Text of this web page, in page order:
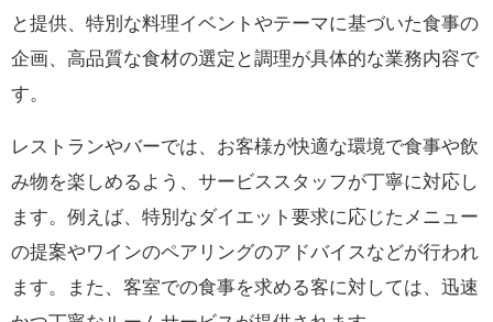
と提供、特別な料理イベントやテーマに基づいた食事の
企画、高品質な食材の選定と調理が具体的な業務内容で
す。
レストランやバーでは、お客様が快適な環境で食事や飲
み物を楽しめるよう、サービススタッフが丁寧に対応し
ます。例えば、特別なダイエット要求に応じたメニュー
の提案やワインのペアリングのアドバイスなどが行われ
ます。また、客室での食事を求める客に対しては、迅速